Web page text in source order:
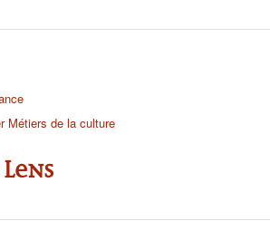
Métiers de la culture